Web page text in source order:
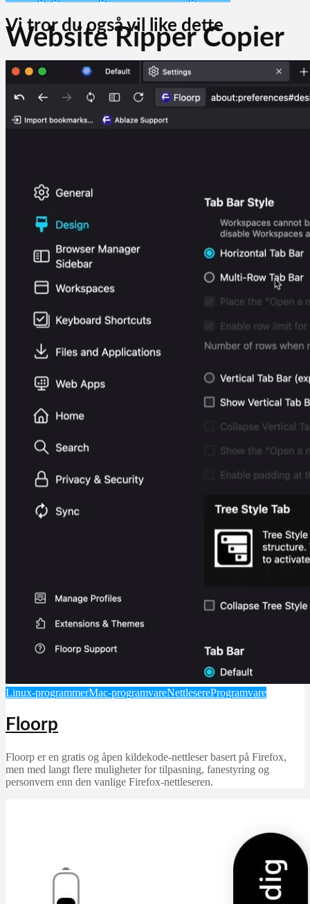
Website Ripper Copier
september 25, 2025
Vi tror du også vil like dette
Linux-programmerMac-programvareNettlesereProgramvare
Floorp
Floorp er en gratis og åpen kildekode-nettleser basert på Firefox,
men med langt flere muligheter for tilpasning, fanestyring og
personvern enn den vanlige Firefox-nettleseren.